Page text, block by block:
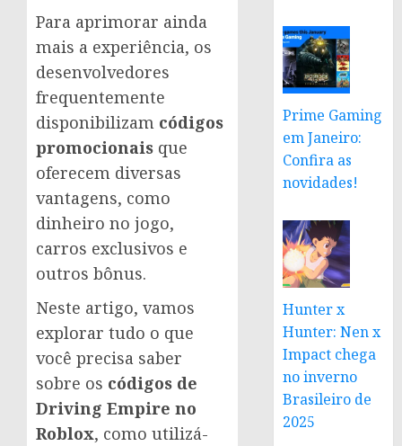
Para aprimorar ainda
mais a experiência, os
desenvolvedores
frequentemente
disponibilizam códigos
promocionais que
oferecem diversas
vantagens, como
dinheiro no jogo,
carros exclusivos e
outros bônus.
Neste artigo, vamos
explorar tudo o que
você precisa saber
sobre os códigos de
Driving Empire no
Roblox, como utilizá-
Prime Gaming
em Janeiro:
Confira as
novidades!
Hunter x
Hunter: Nen x
Impact chega
no inverno
Brasileiro de
2025